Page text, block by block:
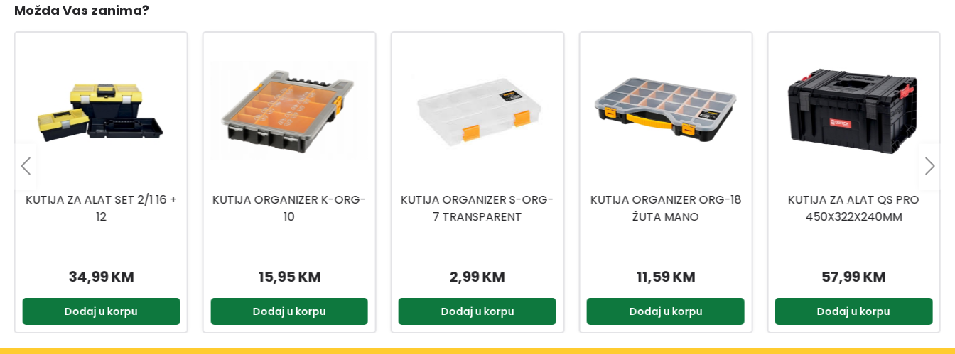
Možda Vas zanima?
KUTIJA ORGANIZER K-ORG-
10
15,95 KM
Dodaj u korpu
KUTIJA ORGANIZER S-ORG-
7 TRANSPARENT
2,99 KM
Dodaj u korpu
KUTIJA ORGANIZER ORG-18
ŽUTA MANO
11,59 KM
Dodaj u korpu
KUTIJA ZA ALAT QS PRO
450X322X240MM
57,99 KM
Dodaj u korpu
KUTIJA ZA ALAT C.OR-13
6,99 KM
Dodaj u korpu